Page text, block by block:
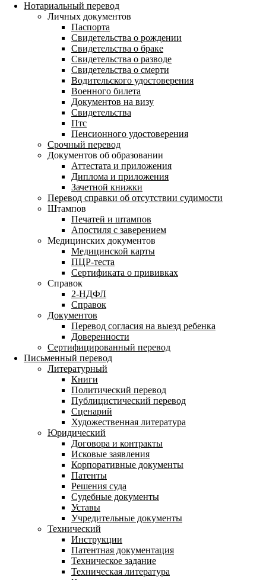
Нотариальный перевод
Личных документов
Паспорта
Свидетельства о рождении
Свидетельства о браке
Свидетельства о разводе
Свидетельства о смерти
Водительского удостоверения
Военного билета
Документов на визу
Свидетельства
Птс
Пенсионного удостоверения
Срочный перевод
Документов об образовании
Аттестата и приложения
Диплома и приложения
Зачетной книжки
Перевод справки об отсутствии судимости
Штампов
Печатей и штампов
Апостиля с заверением
Медицинских документов
Медицинской карты
ПЦР-теста
Сертификата о прививках
Справок
2-НДФЛ
Справок
Документов
Перевод согласия на выезд ребенка
Доверенности
Сертифицированный перевод
Письменный перевод
Литературный
Книги
Политический перевод
Публицистический перевод
Сценарий
Художественная литература
Юридический
Договора и контракты
Исковые заявления
Корпоративные документы
Патенты
Решения суда
Судебные документы
Уставы
Учредительные документы
Технический
Инструкции
Патентная документация
Техническое задание
Техническая литература